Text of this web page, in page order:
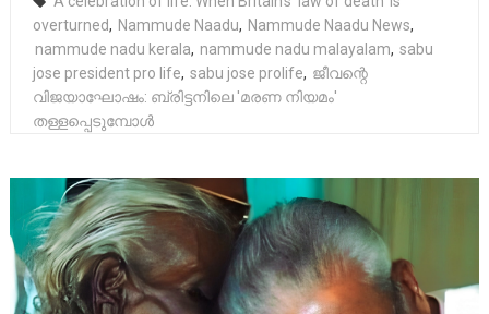
overturned, Nammude Naadu, Nammude Naadu News,
nammude nadu kerala, nammude nadu malayalam, sabu
jose president pro life, sabu jose prolife, ജീവന്റെ
വിജയാഘോഷം: ബ്രിട്ടനിലെ 'മരണ നിയമം'
തള്ളപ്പെടുമ്പോൾ